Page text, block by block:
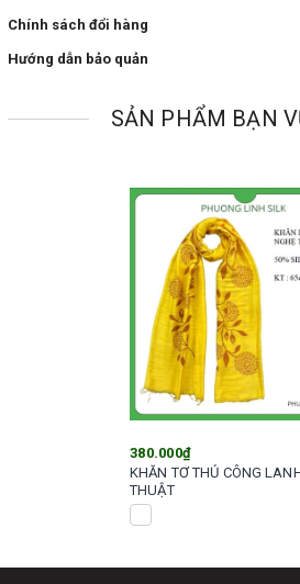
Chính sách đổi hàng
Hướng dẫn bảo quản
SẢN PHẨM BẠN
380.000₫
KHĂN TƠ THỦ CÔNG
THUẬT